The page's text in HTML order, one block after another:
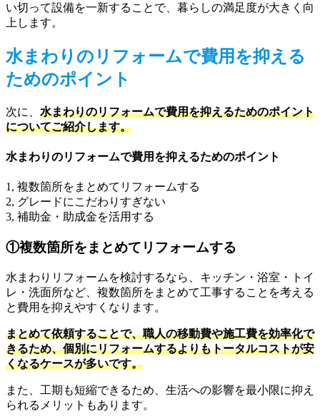
い切って設備を一新することで、暮らしの満足度が大きく向
上します。
水まわりのリフォームで費用を抑える
ためのポイント
次に、 水まわりのリフォームで費用を抑えるためのポイント
についてご紹介します。
水まわりのリフォームで費用を抑えるためのポイント
1, 複数箇所をまとめてリフォームする
2, グレードにこだわりすぎない
3, 補助金・助成金を活用する
①複数箇所をまとめてリフォームする
水まわりリフォームを検討するなら、キッチン・浴室・トイ
レ・洗面所など、複数箇所をまとめて工事することを考える
と費用を抑えやすくなります。
まとめて依頼することで、職人の移動費や施工費を効率化で
きるため、個別にリフォームするよりもトータルコストが安
くなるケースが多いです。
また、工期も短縮できるため、生活への影響を最小限に抑え
られるメリットもあります。